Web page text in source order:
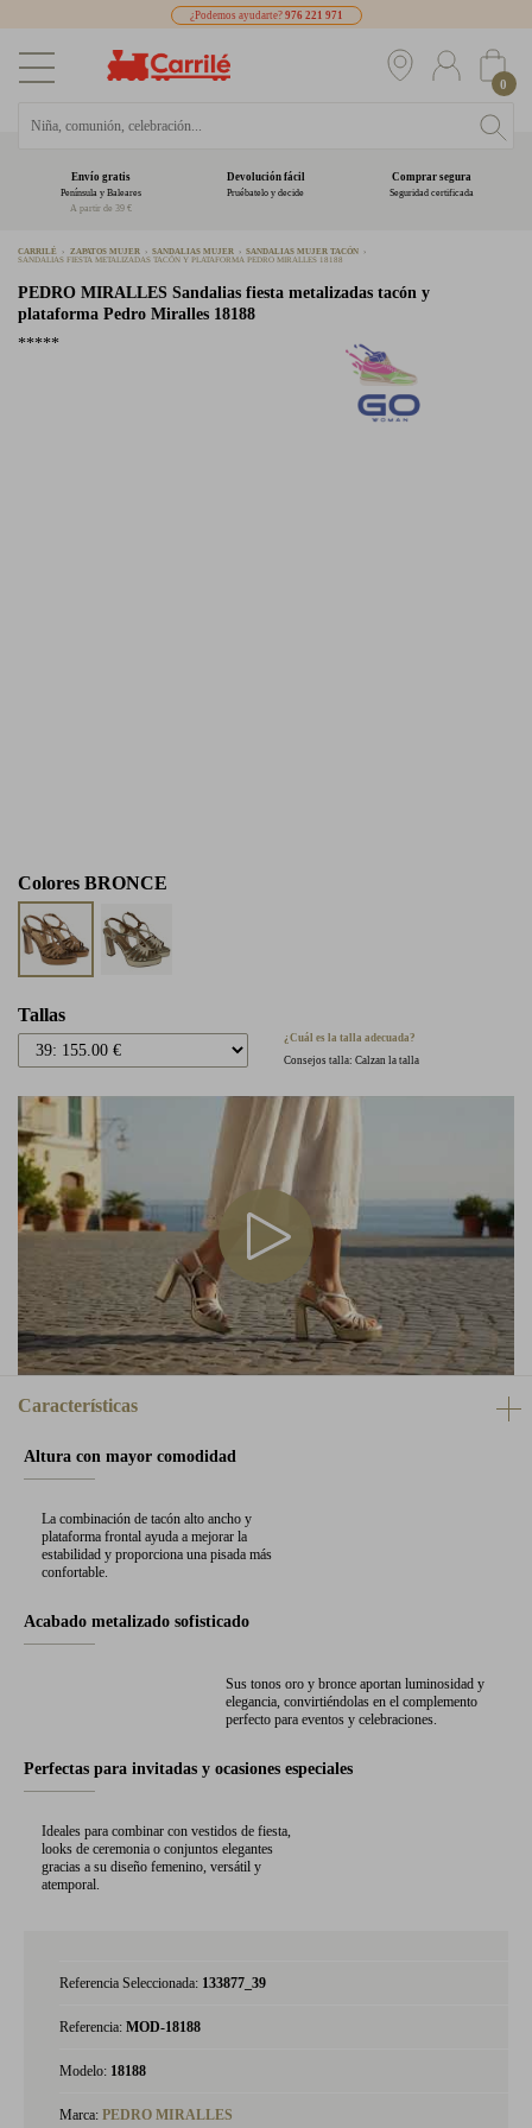
¿Podemos ayudarte? 976 221 971
0
Envío gratis
Península y Baleares
A partir de 39 €
Devolución fácil
Pruébatelo y decide
Comprar segura
Seguridad certificada
CARRILÉ ZAPATOS MUJER SANDALIAS MUJER
SANDALIAS MUJER TACÓN
SANDALIAS FIESTA METALIZADAS TACÓN Y PLATAFORMA PEDRO MIRALLES 18188
PEDRO MIRALLES Sandalias fiesta metalizadas tacón y
plataforma Pedro Miralles 18188
*****
Colores BRONCE
Tallas
¿Cuál es la talla adecuada?
Consejos talla: Calzan la talla
Características
Altura con mayor comodidad
La combinación de tacón alto ancho y
plataforma frontal ayuda a mejorar la
estabilidad y proporciona una pisada más
confortable.
Acabado metalizado sofisticado
Sus tonos oro y bronce aportan luminosidad y
elegancia, convirtiéndolas en el complemento
perfecto para eventos y celebraciones.
Perfectas para invitadas y ocasiones especiales
Ideales para combinar con vestidos de fiesta,
looks de ceremonia o conjuntos elegantes
gracias a su diseño femenino, versátil y
atemporal.
Referencia Seleccionada: 133877_39
Referencia: MOD-18188
Modelo: 18188
Marca: PEDRO MIRALLES